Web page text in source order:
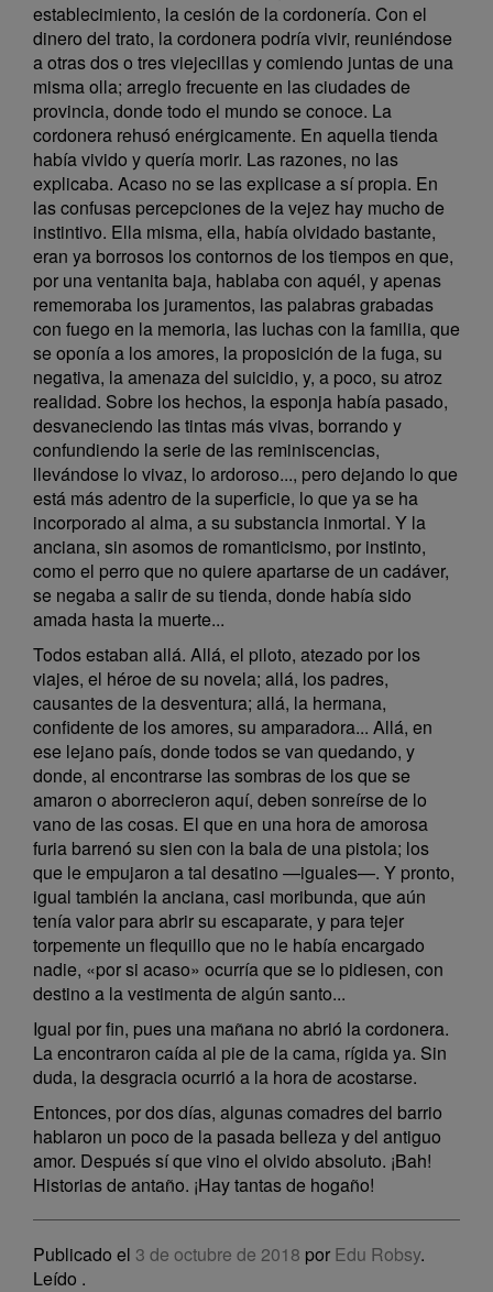
establecimiento, la cesión de la cordonería. Con el
dinero del trato, la cordonera podría vivir, reuniéndose
a otras dos o tres viejecillas y comiendo juntas de una
misma olla; arreglo frecuente en las ciudades de
provincia, donde todo el mundo se conoce. La
cordonera rehusó enérgicamente. En aquella tienda
había vivido y quería morir. Las razones, no las
explicaba. Acaso no se las explicase a sí propia. En
las confusas percepciones de la vejez hay mucho de
instintivo. Ella misma, ella, había olvidado bastante,
eran ya borrosos los contornos de los tiempos en que,
por una ventanita baja, hablaba con aquél, y apenas
rememoraba los juramentos, las palabras grabadas
con fuego en la memoria, las luchas con la familia, que
se oponía a los amores, la proposición de la fuga, su
negativa, la amenaza del suicidio, y, a poco, su atroz
realidad. Sobre los hechos, la esponja había pasado,
desvaneciendo las tintas más vivas, borrando y
confundiendo la serie de las reminiscencias,
llevándose lo vivaz, lo ardoroso..., pero dejando lo que
está más adentro de la superficie, lo que ya se ha
incorporado al alma, a su substancia inmortal. Y la
anciana, sin asomos de romanticismo, por instinto,
como el perro que no quiere apartarse de un cadáver,
se negaba a salir de su tienda, donde había sido
amada hasta la muerte...
Todos estaban allá. Allá, el piloto, atezado por los
viajes, el héroe de su novela; allá, los padres,
causantes de la desventura; allá, la hermana,
confidente de los amores, su amparadora... Allá, en
ese lejano país, donde todos se van quedando, y
donde, al encontrarse las sombras de los que se
amaron o aborrecieron aquí, deben sonreírse de lo
vano de las cosas. El que en una hora de amorosa
furia barrenó su sien con la bala de una pistola; los
que le empujaron a tal desatino —iguales—. Y pronto,
igual también la anciana, casi moribunda, que aún
tenía valor para abrir su escaparate, y para tejer
torpemente un flequillo que no le había encargado
nadie, «por si acaso» ocurría que se lo pidiesen, con
destino a la vestimenta de algún santo...
Igual por fin, pues una mañana no abrió la cordonera.
La encontraron caída al pie de la cama, rígida ya. Sin
duda, la desgracia ocurrió a la hora de acostarse.
Entonces, por dos días, algunas comadres del barrio
hablaron un poco de la pasada belleza y del antiguo
amor. Después sí que vino el olvido absoluto. ¡Bah!
Historias de antaño. ¡Hay tantas de hogaño!
Publicado el 3 de octubre de 2018 por Edu Robsy.
Leído .